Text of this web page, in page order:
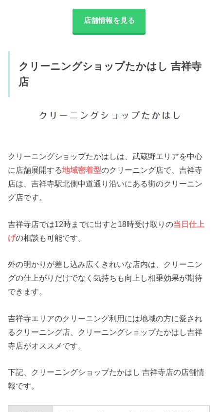
店舗情報を見る
クリーニングショップたかはし 吉祥寺
店
クリーニングショップたかはしは、武蔵野エリアを中心
に店舗展開する地域密着型のクリーニング店で、吉祥寺
店は、吉祥寺駅北側中道通り沿いにある街のクリーニン
グ店です。
吉祥寺店では12時までに出すと18時受け取りの当日仕上
げの相談も可能です。
外の明かりが差し込み広くきれいな店内は、クリーニン
グの仕上がりだけでなく気持ちも向上し相乗効果が期待
できます。
吉祥寺エリアのクリーニング利用には地域の方に愛され
るクリーニング店、クリーニングショップたかはし吉祥
寺店がオススメです。
下記、クリーニングショップたかはし 吉祥寺店の店舗情
報です。